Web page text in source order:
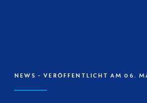
NEWS - VERÖFFENTLICHT AM 06.